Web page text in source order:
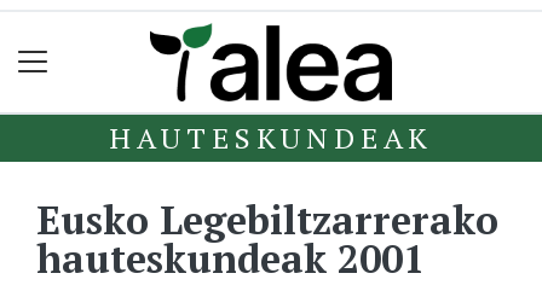
HAUTESKUNDEAK
Eusko Legebiltzarrerako
hauteskundeak 2001